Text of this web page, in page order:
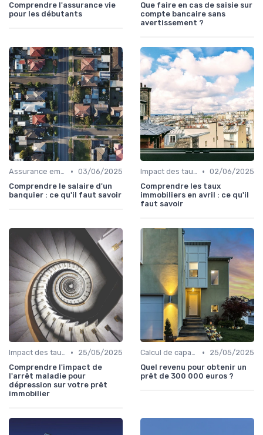
Comprendre l'assurance vie
pour les débutants
Que faire en cas de saisie sur
compte bancaire sans
avertissement ?
Assurance emprunteur • 03/06/2025
Comprendre le salaire d'un
banquier : ce qu'il faut savoir
Impact des taux d'intérêt • 02/06/2025
Comprendre les taux
immobiliers en avril : ce qu'il
faut savoir
Impact des taux d'intérêt •
25/05/2025
Comprendre l'impact de
l'arrêt maladie pour
dépression sur votre prêt
immobilier
Calcul de capacité d'emprunt •
25/05/2025
Quel revenu pour obtenir un
prêt de 300 000 euros ?